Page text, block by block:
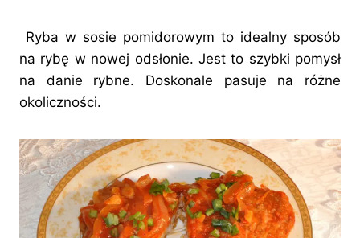
Ryba w sosie pomidorowym to idealny sposób
na rybę w nowej odsłonie. Jest to szybki pomysł
na danie rybne. Doskonale pasuje na różne
okoliczności.